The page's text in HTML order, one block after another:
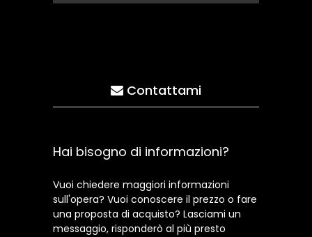
Contattami
Hai bisogno di informazioni?
Vuoi chiedere maggiori informazioni
sull'opera? Vuoi conoscere il prezzo o fare
una proposta di acquisto? Lasciami un
messaggio, risponderò al più presto